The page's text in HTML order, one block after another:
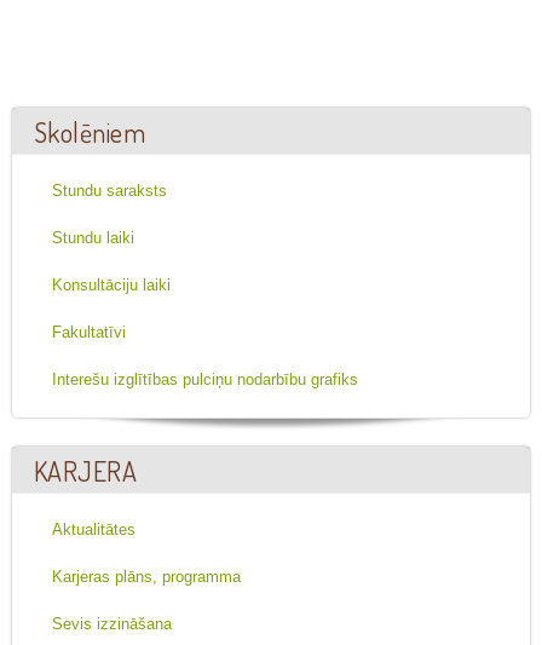
Skolēniem
Stundu saraksts
Stundu laiki
Konsultāciju laiki
Fakultatīvi
Interešu izglītības pulciņu nodarbību grafiks
KARJERA
Aktualitātes
Karjeras plāns, programma
Sevis izzināšana